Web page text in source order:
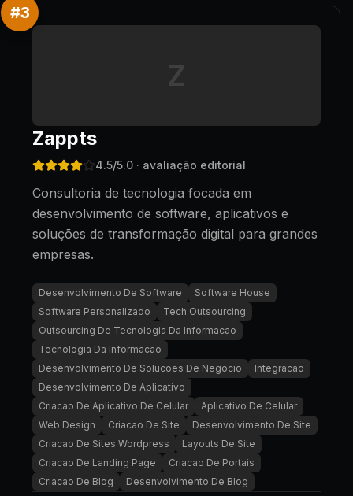
#3
Z
Zappts
4.5/5.0 · avaliação editorial
Consultoria de tecnologia focada em
desenvolvimento de software, aplicativos e
soluções de transformação digital para grandes
empresas.
Desenvolvimento De Software
Software House
Software Personalizado
Tech Outsourcing
Outsourcing De Tecnologia Da Informacao
Tecnologia Da Informacao
Desenvolvimento De Solucoes De Negocio
Integracao
Desenvolvimento De Aplicativo
Criacao De Aplicativo De Celular
Aplicativo De Celular
Web Design
Criacao De Site
Desenvolvimento De Site
Criacao De Sites Wordpress
Layouts De Site
Criacao De Landing Page
Criacao De Portais
Criacao De Blog
Desenvolvimento De Blog